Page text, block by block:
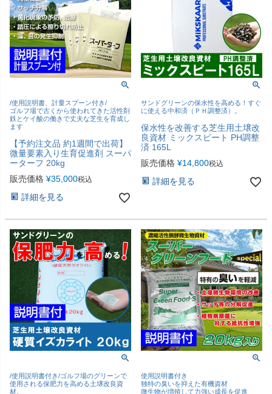
/使用説明書、計量スプーン付き/
ゴルフ場で古くから使われてきた活性剤
鉄とケイ酸の働きで丈夫な芝生を育成し
ます
【予約注文品 約1週間で出荷】
微量要素入り生育促進剤 スーパ
ーターフ 20kg
販売価格 ¥35,000税込
詳細を見る
サンドグリーンの保水性を高める！すぐ
に使える中和済（ＰＨ調整済）。
保水性を改善する芝生用土壌改
良資材 ミックスピート PH調整
済 165L
販売価格 ¥14,800税込
詳細を見る
/使用説明書付き/ゴルフ場のグリーンで
使用される保肥力を高める土壌改良資
材。
使用説明書付き
独特の臭いを抑えた有機資材
微生物が増殖して力強い成長を促進